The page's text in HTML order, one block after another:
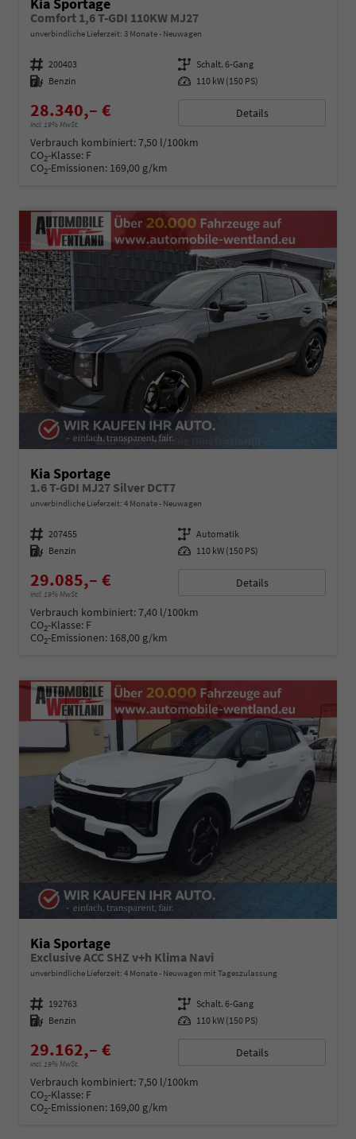
Kia Sportage
Comfort 1,6 T-GDI 110KW MJ27
unverbindliche Lieferzeit: 3 Monate Neuwagen
Fahrzeugnummer 200403 Getriebe Schalt. 6-Gang
Kraftstoff Benzin Leistung 110 kW (150 PS)
28.340,– €
incl. 19% MwSt.
Details
Verbrauch kombiniert:7,50 l/100km
CO2-Klasse: F
CO2-Emissionen: 169,00 g/km
Kia Sportage
1.6 T-GDI MJ27 Silver DCT7
unverbindliche Lieferzeit: 4 Monate Neuwagen
Fahrzeugnummer 207455 Getriebe Automatik
Kraftstoff Benzin Leistung 110 kW (150 PS)
29.085,– €
incl. 19% MwSt.
Details
Verbrauch kombiniert:7,40 l/100km
CO2-Klasse: F
CO2-Emissionen: 168,00 g/km
Kia Sportage
Exclusive ACC SHZ v+h Klima Navi
unverbindliche Lieferzeit: 4 Monate Neuwagen mit Tageszulassung
Fahrzeugnummer 192763 Getriebe Schalt. 6-Gang
Kraftstoff Benzin Leistung 110 kW (150 PS)
29.162,– €
incl. 19% MwSt.
Details
Verbrauch kombiniert:7,50 l/100km
CO2-Klasse: F
CO2-Emissionen: 169,00 g/km